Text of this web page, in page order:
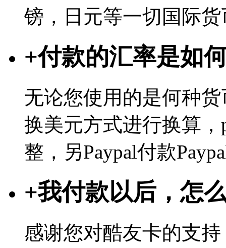
镑，日元等一切国际
+付款的汇率是如
无论您使用的是何种
换美元方式进行换算
整，另Paypal付款
+我付款以后，怎
感谢您对酷友卡的支